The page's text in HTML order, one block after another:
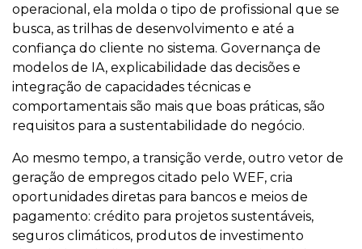
operacional, ela molda o tipo de profissional que se
busca, as trilhas de desenvolvimento e até a
confiança do cliente no sistema. Governança de
modelos de IA, explicabilidade das decisões e
integração de capacidades técnicas e
comportamentais são mais que boas práticas, são
requisitos para a sustentabilidade do negócio.
Ao mesmo tempo, a transição verde, outro vetor de
geração de empregos citado pelo WEF, cria
oportunidades diretas para bancos e meios de
pagamento: crédito para projetos sustentáveis,
seguros climáticos, produtos de investimento